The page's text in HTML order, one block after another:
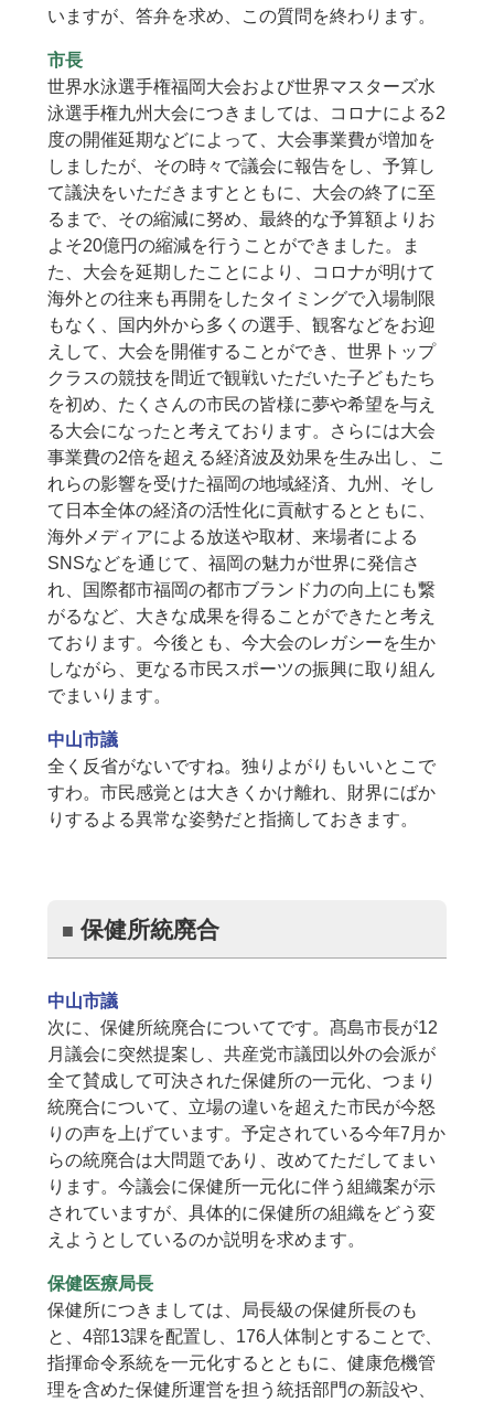
いますが、答弁を求め、この質問を終わります。
市長
世界水泳選手権福岡大会および世界マスターズ水
泳選手権九州大会につきましては、コロナによる2
度の開催延期などによって、大会事業費が増加を
しましたが、その時々で議会に報告をし、予算し
て議決をいただきますとともに、大会の終了に至
るまで、その縮減に努め、最終的な予算額よりお
よそ20億円の縮減を行うことができました。ま
た、大会を延期したことにより、コロナが明けて
海外との往来も再開をしたタイミングで入場制限
もなく、国内外から多くの選手、観客などをお迎
えして、大会を開催することができ、世界トップ
クラスの競技を間近で観戦いただいた子どもたち
を初め、たくさんの市民の皆様に夢や希望を与え
る大会になったと考えております。さらには大会
事業費の2倍を超える経済波及効果を生み出し、こ
れらの影響を受けた福岡の地域経済、九州、そし
て日本全体の経済の活性化に貢献するとともに、
海外メディアによる放送や取材、来場者による
SNSなどを通じて、福岡の魅力が世界に発信さ
れ、国際都市福岡の都市ブランド力の向上にも繋
がるなど、大きな成果を得ることができたと考え
ております。今後とも、今大会のレガシーを生か
しながら、更なる市民スポーツの振興に取り組ん
でまいります。
中山市議
全く反省がないですね。独りよがりもいいとこで
すわ。市民感覚とは大きくかけ離れ、財界にばか
りするよる異常な姿勢だと指摘しておきます。
保健所統廃合
中山市議
次に、保健所統廃合についてです。髙島市長が12
月議会に突然提案し、共産党市議団以外の会派が
全て賛成して可決された保健所の一元化、つまり
統廃合について、立場の違いを超えた市民が今怒
りの声を上げています。予定されている今年7月か
らの統廃合は大問題であり、改めてただしてまい
ります。今議会に保健所一元化に伴う組織案が示
されていますが、具体的に保健所の組織をどう変
えようとしているのか説明を求めます。
保健医療局長
保健所につきましては、局長級の保健所長のも
と、4部13課を配置し、176人体制とすることで、
指揮命令系統を一元化するとともに、健康危機管
理を含めた保健所運営を担う統括部門の新設や、